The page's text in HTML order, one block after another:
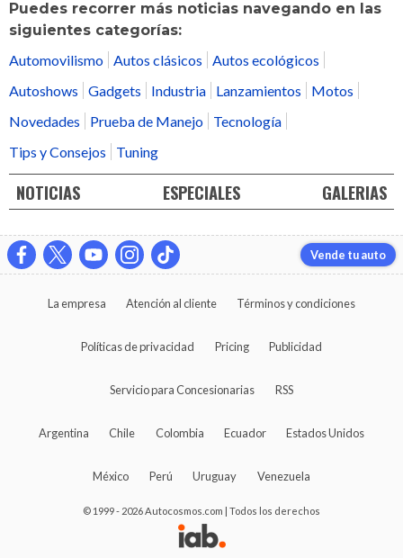
Puedes recorrer más noticias navegando en las
siguientes categorías:
Automovilismo Autos clásicos
Autos ecológicos
Autoshows
Gadgets Industria Lanzamientos
Motos
Novedades
Prueba de Manejo
Tecnología
Tips y Consejos
Tuning
NOTICIAS ESPECIALES GALERIAS
Vende tu auto
La empresa Atención al cliente Términos y condiciones
Políticas de privacidad Pricing Publicidad
Servicio para Concesionarias RSS
Argentina Chile Colombia Ecuador Estados Unidos
México Perú Uruguay Venezuela
© 1999 - 2026 Autocosmos.com | Todos los derechos